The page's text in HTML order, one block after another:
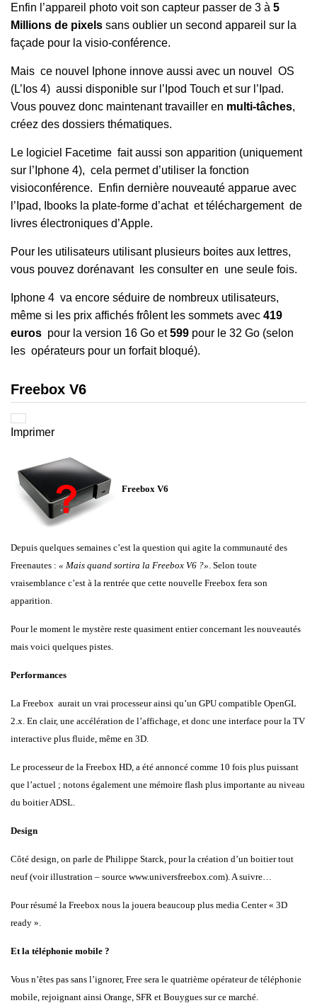
Enfin l’appareil photo voit son capteur passer de 3 à 5
Millions de pixels sans oublier un second appareil sur la
façade pour la visio-conférence.
Mais ce nouvel Iphone innove aussi avec un nouvel OS
(L’Ios 4) aussi disponible sur l’Ipod Touch et sur l’Ipad.
Vous pouvez donc maintenant travailler en multi-tâches,
créez des dossiers thématiques.
Le logiciel Facetime fait aussi son apparition (uniquement
sur l’Iphone 4), cela permet d’utiliser la fonction
visioconférence. Enfin dernière nouveauté apparue avec
l’Ipad, Ibooks la plate-forme d’achat et téléchargement de
livres électroniques d’Apple.
Pour les utilisateurs utilisant plusieurs boites aux lettres,
vous pouvez dorénavant les consulter en une seule fois.
Iphone 4 va encore séduire de nombreux utilisateurs,
même si les prix affichés frôlent les sommets avec 419
euros pour la version 16 Go et599 pour le 32 Go (selon
les opérateurs pour un forfait bloqué).
Freebox V6
Imprimer
Freebox V6
Depuis quelques semaines c’est la question qui agite la communauté des
Freenautes : « Mais quand sortira la Freebox V6 ?» . Selon toute
vraisemblance c’est à la rentrée que cette nouvelle Freebox fera son
apparition.
Pour le moment le mystère reste quasiment entier concernant les nouveautés
mais voici quelques pistes.
Performances
La Freebox aurait un vrai processeur ainsi qu’un GPU compatible OpenGL
2.x. En clair, une accélération de l’affichage, et donc une interface pour la TV
interactive plus fluide, même en 3D.
Le processeur de la Freebox HD, a été annoncé comme 10 fois plus puissant
que l’actuel ; notons également une mémoire flash plus importante au niveau
du boitier ADSL.
Design
Côté design, on parle de Philippe Starck, pour la création d’un boitier tout
neuf (voir illustration – source www.universfreebox.com). A suivre…
Pour résumé la Freebox nous la jouera beaucoup plus media Center « 3D
ready ».
Et la téléphonie mobile ?
Vous n’êtes pas sans l’ignorer, Free sera le quatrième opérateur de téléphonie
mobile, rejoignant ainsi Orange, SFR et Bouygues sur ce marché.